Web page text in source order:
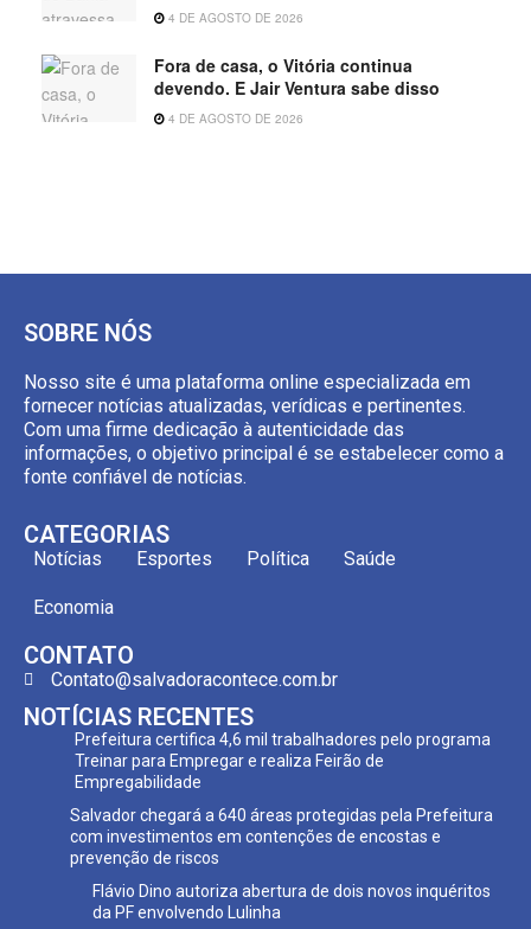
4 DE AGOSTO DE 2026
Fora de casa, o Vitória continua
devendo. E Jair Ventura sabe disso
4 DE AGOSTO DE 2026
SOBRE NÓS
Nosso site é uma plataforma online especializada em
fornecer notícias atualizadas, verídicas e pertinentes.
Com uma firme dedicação à autenticidade das
informações, o objetivo principal é se estabelecer como a
fonte confiável de notícias.
CATEGORIAS
Notícias Esportes Política Saúde
Economia
CONTATO
Contato@salvadoracontece.com.br
NOTÍCIAS RECENTES
Prefeitura certifica 4,6 mil trabalhadores pelo programa
Treinar para Empregar e realiza Feirão de
Empregabilidade
Salvador chegará a 640 áreas protegidas pela Prefeitura
com investimentos em contenções de encostas e
prevenção de riscos
Flávio Dino autoriza abertura de dois novos inquéritos
da PF envolvendo Lulinha